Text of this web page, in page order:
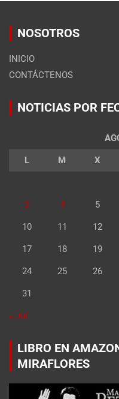
NOSOTROS
INICIO
CONTÁCTENOS
NOTICIAS POR
L M X
3 4 5
10 11 12
17 18 19
24 25 26
31
« Jul
LIBRO EN
MIRAFLORES